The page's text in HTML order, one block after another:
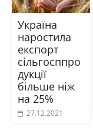
Україна
наростила
експорт
сільгосппро
дукції
більше ніж
на 25%
27.12.2021